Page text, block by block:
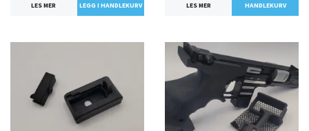
LES MER LES MER
HANDLEKURV